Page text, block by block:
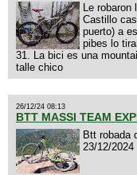
Le
Castillo
puerto) a
pibes lo
31. La bici es una
talle chico
26/12/24 08:13
BTT MASSI TEAM
Btt robada
23/12/2024